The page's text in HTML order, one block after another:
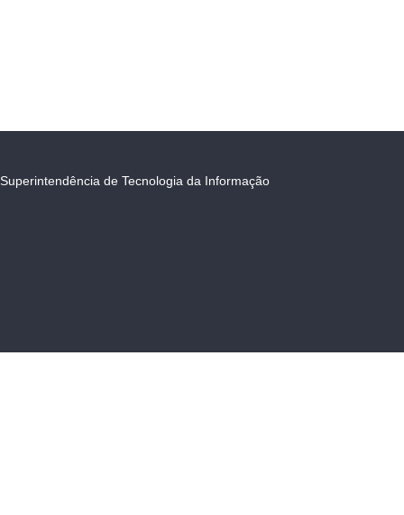
Superintendência de Tecnologia da Informação